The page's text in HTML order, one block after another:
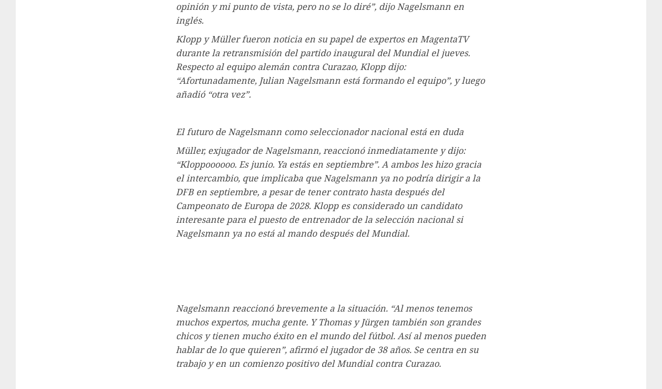
opinión y mi punto de vista, pero no se lo diré”, dijo Nagelsmann en
inglés.
Klopp y Müller fueron noticia en su papel de expertos en MagentaTV
durante la retransmisión del partido inaugural del Mundial el jueves.
Respecto al equipo alemán contra Curazao, Klopp dijo:
“Afortunadamente, Julian Nagelsmann está formando el equipo”, y luego
añadió “otra vez”.
El futuro de Nagelsmann como seleccionador nacional está en duda
Müller, exjugador de Nagelsmann, reaccionó inmediatamente y dijo:
“Kloppoooooo. Es junio. Ya estás en septiembre”. A ambos les hizo gracia
el intercambio, que implicaba que Nagelsmann ya no podría dirigir a la
DFB en septiembre, a pesar de tener contrato hasta después del
Campeonato de Europa de 2028. Klopp es considerado un candidato
interesante para el puesto de entrenador de la selección nacional si
Nagelsmann ya no está al mando después del Mundial.
Nagelsmann reaccionó brevemente a la situación. “Al menos tenemos
muchos expertos, mucha gente. Y Thomas y Jürgen también son grandes
chicos y tienen mucho éxito en el mundo del fútbol. Así al menos pueden
hablar de lo que quieren”, afirmó el jugador de 38 años. Se centra en su
trabajo y en un comienzo positivo del Mundial contra Curazao.